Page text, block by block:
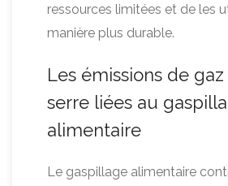
ressources limitées et de les
manière plus durable.
Les émissions de
serre liées au
alimentaire
Le gaspillage alimentaire